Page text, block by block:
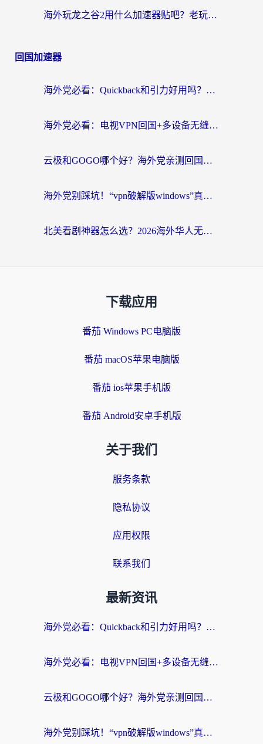
海外玩龙之谷2用什么加速器贴吧？老玩家实测推荐，附新加坡猎魂觉醒国外剑与远征加速攻略
回国加速器
海外党必看：Quickback和引力好用吗？3分钟搞懂回国加速器怎么选
海外党必看：电视VPN回国+多设备无缝访问国内资源的实用指南
云极和GOGO哪个好？海外党亲测回国加速器选择指南（附iOS免费&Windows VPN实用技巧）
海外党别踩坑！“vpn破解版windows”真的能用？教你选对回国加速器无缝刷国内资源
北美看剧神器怎么选？2026海外华人无缝访问国内资源全攻略
下载应用
番茄 Windows PC电脑版
番茄 macOS苹果电脑版
番茄 ios苹果手机版
番茄 Android安卓手机版
关于我们
服务条款
隐私协议
应用权限
联系我们
最新资讯
海外党必看：Quickback和引力好用吗？3分钟搞懂回国加速器怎么选
海外党必看：电视VPN回国+多设备无缝访问国内资源的实用指南
云极和GOGO哪个好？海外党亲测回国加速器选择指南（附iOS免费&Windows VPN实用技巧）
海外党别踩坑！“vpn破解版windows”真的能用？教你选对回国加速器无缝刷国内资源